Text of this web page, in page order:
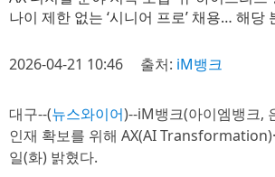
나이 제한 없는 ‘시니어 프로’ 채용… 해
2026-04-21 10:46 출처: iM뱅크
대구--(뉴스와이어)--iM뱅크(아이엠뱅크,
인재 확보를 위해 AX(AI
일(화) 밝혔다.